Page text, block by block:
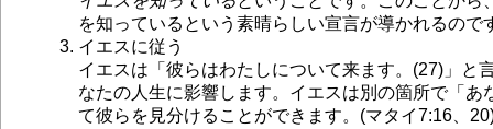
を知っているという素晴らしい宣言が導かれるので
イエスに従う
イエスは「彼らはわたしについて来ます。(27)」と
なたの人生に影響します。イエスは別の箇所で「あ
て彼らを見分けることができます。(マタイ7:16、